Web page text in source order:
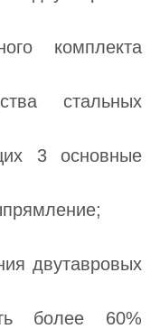
комплекта
стальных
3 основные
двутавровых
более 60%